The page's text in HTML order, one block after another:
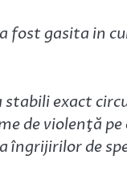
fost gasita in
exact
de violenţă
de